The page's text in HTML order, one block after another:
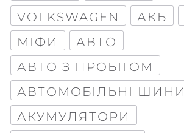
VOLKSWAGEN
АКБ
МІФИ
АВТО
АВТО З ПРОБІГОМ
АВТОМОБІЛЬНІ ШИНИ
АКУМУЛЯТОРИ